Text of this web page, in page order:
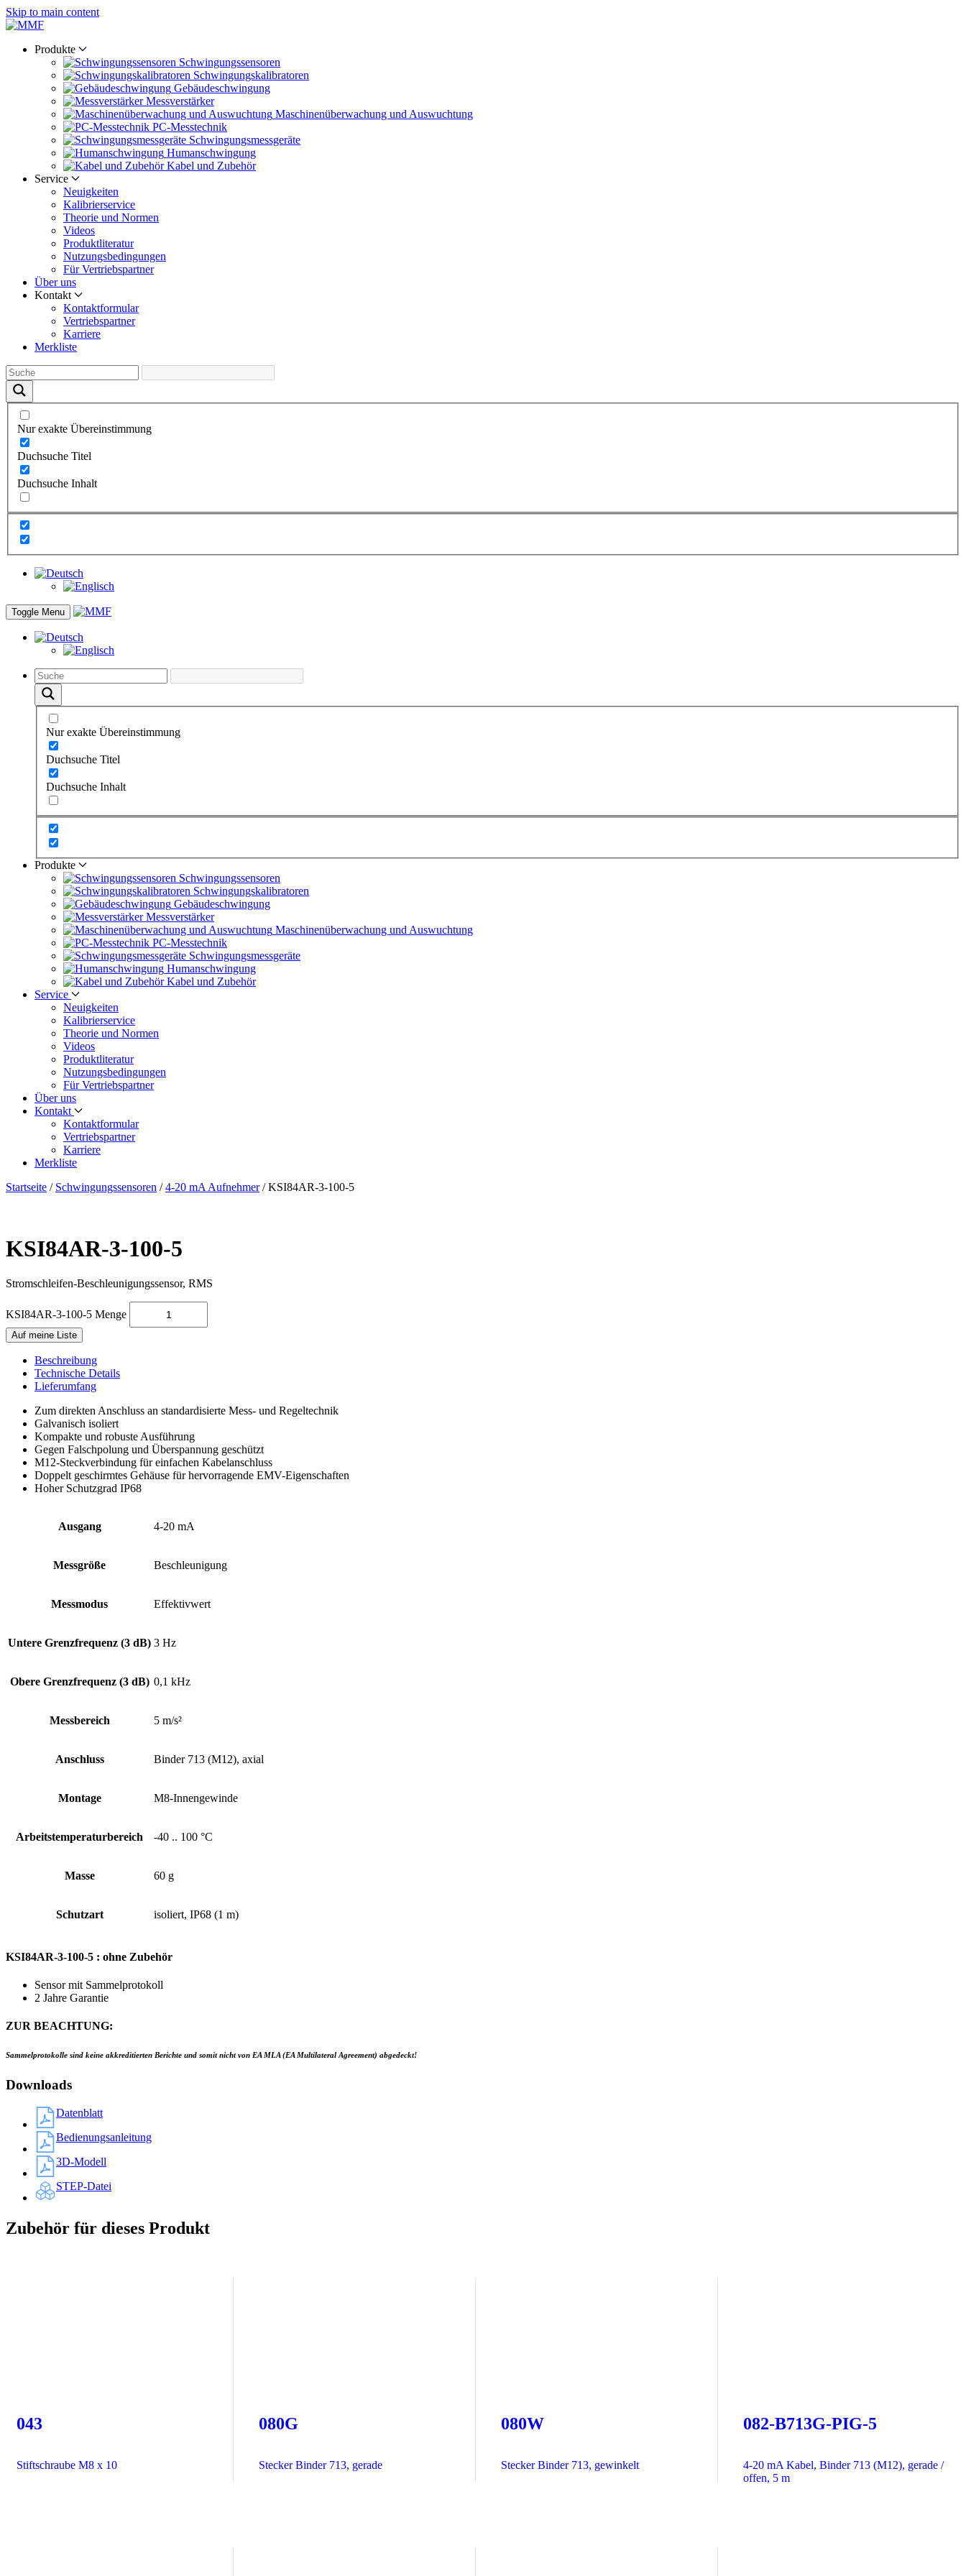
Skip to main content
Produkte
Schwingungs­sensoren
Schwingungs­kalibratoren
Gebäude­schwingung
Messverstärker
Maschinen­überwachung und Auswuchtung
PC-Messtechnik
Schwingungs­messgeräte
Human­schwingung
Kabel und Zubehör
Service
Neuigkeiten
Kalibrier­service
Theorie und Normen
Videos
Produkt­literatur
Nutzungs­bedingungen
Für Vertriebs­partner
Über uns
Kontakt
Kontaktformular
Vertriebs­partner
Karriere
Merkliste
Nur exakte Übereinstimmung
Duchsuche Titel
Duchsuche Inhalt
Toggle Menu
Nur exakte Übereinstimmung
Duchsuche Titel
Duchsuche Inhalt
Produkte
Schwingungs­sensoren
Schwingungs­kalibratoren
Gebäude­schwingung
Messverstärker
Maschinen­überwachung und Auswuchtung
PC-Messtechnik
Schwingungs­messgeräte
Human­schwingung
Kabel und Zubehör
Service
Neuigkeiten
Kalibrier­service
Theorie und Normen
Videos
Produkt­literatur
Nutzungs­bedingungen
Für Vertriebs­partner
Über uns
Kontakt
Kontaktformular
Vertriebs­partner
Karriere
Merkliste
Startseite / Schwingungs­sensoren /4-20 mA Aufnehmer/KSI84AR-3-100-5
KSI84AR-3-100-5
Stromschleifen-Beschleunigungs­sensor, RMS
KSI84AR-3-100-5 Menge
Auf meine Liste
Beschreibung
Technische Details
Lieferumfang
Zum direkten Anschluss an standardisierte Mess- und Regeltechnik
Galvanisch isoliert
Kompakte und robuste Ausführung
Gegen Falschpolung und Überspannung geschützt
M12-Steckverbindung für einfachen Kabelanschluss
Doppelt geschirmtes Gehäuse für hervorragende EMV-Eigenschaften
Hoher Schutzgrad IP68
Ausgang 4-20 mA
Messgröße Beschleunigung
Messmodus Effektivwert
Untere Grenz­frequenz (3 dB) 3 Hz
Obere Grenz­frequenz (3 dB) 0,1 kHz
Messbereich 5 m/s²
Anschluss Binder 713 (M12), axial
Montage M8-Innengewinde
Arbeits­temperatur­bereich -40 .. 100 °C
Masse 60 g
Schutzart isoliert, IP68 (1 m)
KSI84AR-3-100-5 : ohne Zubehör
Sensor mit Sammelprotokoll
2 Jahre Garantie
ZUR BEACHTUNG:
Sammelprotokolle sind keine akkreditierten Berichte und somit nicht von EA MLA (EA Multilateral Agreement) abgedeckt!
Downloads
Datenblatt
Bedienungsanleitung
3D-Modell
STEP-Datei
Zubehör für dieses Produkt
043
Stiftschraube M8 x 10
080G
Stecker Binder 713, gerade
080W
Stecker Binder 713, gewinkelt
082-B713G-PIG-5
4-20 mA Kabel, Binder 713 (M12), gerade /
offen, 5 m